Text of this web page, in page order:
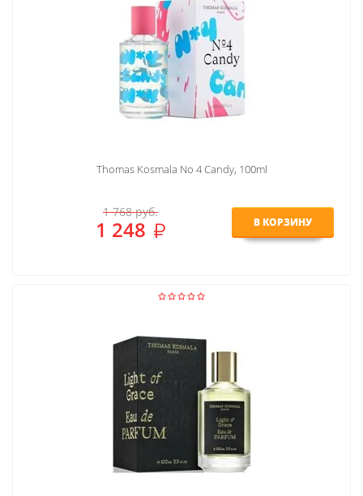
Thomas Kosmala No 4 Candy, 100ml
1 768руб.
1 248 В КОРЗИНУ